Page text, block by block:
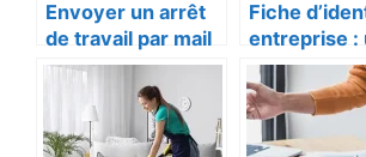
Envoyer un arrêt
de travail par mail
à son employeur
est-il responsable
Fiche
entreprise :
outil
pour
structurer
activité